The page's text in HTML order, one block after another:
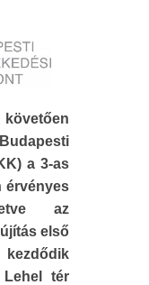
követően
a 3-as
érvényes
az
első
kezdődik
tér